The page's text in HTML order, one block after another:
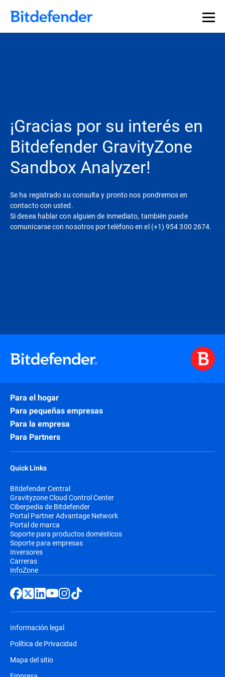
¡Gracias por su interés en
Bitdefender GravityZone
Sandbox Analyzer!
Se ha registrado su consulta y pronto nos pondremos en
contacto con usted.
Si desea hablar con alguien de inmediato, también puede
comunicarse con nosotros por teléfono en el (+1) 954 300 2674.
Para el hogar
Para pequeñas empresas
Para la empresa
Para Partners
Quick Links
Bitdefender Central
Gravityzone Cloud Control Center
Ciberpedia de Bitdefender
Portal Partner Advantage Network
Portal de marca
Soporte para productos domésticos
Soporte para empresas
Inversores
Carreras
InfoZone
Información legal
Política de Privacidad
Mapa del sitio